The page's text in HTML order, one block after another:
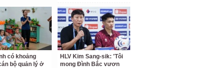
có khoảng
bộ quản lý ở
HLV Kim Sang-sik: 'Tôi
mong Đình Bắc vươn